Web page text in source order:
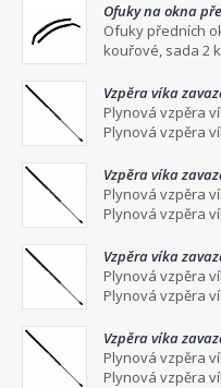
Ofuky na okna
Ofuky předních
kouřové, sada 2
Vzpěra víka
Plynová vzpěra
Plynová vzpěra
Vzpěra víka
Plynová vzpěra
Plynová vzpěra
Vzpěra víka
Plynová vzpěra
Plynová vzpěra
Vzpěra víka
Plynová vzpěra
Plynová vzpěra